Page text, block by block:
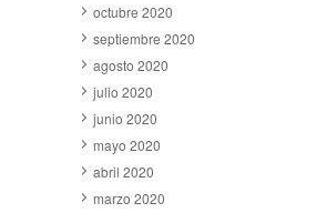
octubre 2020
septiembre 2020
agosto 2020
julio 2020
junio 2020
mayo 2020
abril 2020
marzo 2020